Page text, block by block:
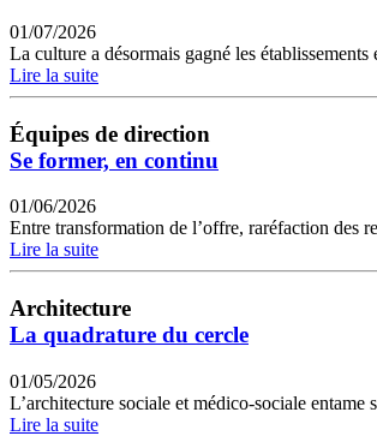
01/07/2026
La culture a désormais gagné les
Lire la suite
Équipes de direction
Se former, en continu
01/06/2026
Entre transformation de l’offre, raréfaction des
Lire la suite
Architecture
La quadrature du cercle
01/05/2026
L’architecture sociale et médico-sociale
Lire la suite